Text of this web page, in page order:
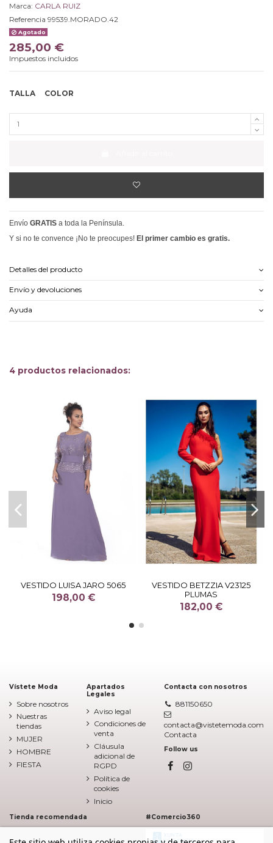
Marca: CARLA RUIZ
Referencia 99539.MORADO.42
Agotado
285,00 €
Impuestos incluidos
TALLA COLOR
Envío GRATIS a toda la Península.
Y si no te convence ¡No te preocupes! El primer cambio es gratis.
Detalles del producto
Envío y devoluciones
Ayuda
4 productos relacionados:
VESTIDO LUISA JARO 5065
198,00 €
VESTIDO BETZZIA V23125
PLUMAS
182,00 €
Vístete Moda
Sobre nosotros
Nuestras
tiendas
MUJER
HOMBRE
FIESTA
Apartados
Legales
Aviso legal
Condiciones de
venta
Cláusula
adicional de
RGPD
Política de
cookies
Inicio
Contacta con nosotros
881150650
contacta@vistetemoda.com
Contacta
Follow us
Tienda recomendada #Comercio360